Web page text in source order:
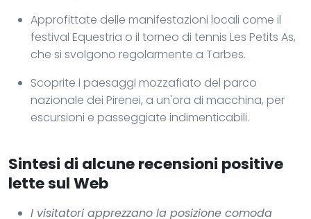
Approfittate delle manifestazioni locali come il
festival Equestria o il torneo di tennis Les Petits As,
che si svolgono regolarmente a Tarbes.
Scoprite i paesaggi mozzafiato del parco
nazionale dei Pirenei, a un'ora di macchina, per
escursioni e passeggiate indimenticabili.
Sintesi di alcune recensioni positive
lette sul Web
I visitatori apprezzano la posizione comoda